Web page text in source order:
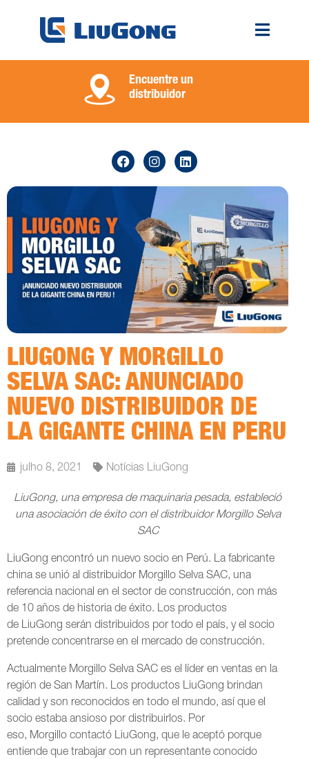
Encuentre un
distribuidor
LIUGONG Y MORGILLO
SELVA SAC: ANUNCIADO
NUEVO DISTRIBUIDOR DE
LA GIGANTE CHINA EN PERU
julho 8, 2021 Notícias LiuGong
LiuGong, una empresa de maquinaria pesada, estableció
una asociación de éxito con el distribuidor Morgillo Selva
SAC
LiuGong encontró un nuevo socio en Perú. La fabricante
china se unió al distribuidor Morgillo Selva SAC, una
referencia nacional en el sector de construcción, con más
de 10 años de historia de éxito. Los productos
de LiuGong serán distribuidos por todo el país, y el socio
pretende concentrarse en el mercado de construcción.
Actualmente Morgillo Selva SAC es el líder en ventas en la
región de San Martín. Los productos LiuGong brindan
calidad y son reconocidos en todo el mundo, así que el
socio estaba ansioso por distribuirlos. Por
eso, Morgillo contactó LiuGong, que le aceptó porque
entiende que trabajar con un representante conocido